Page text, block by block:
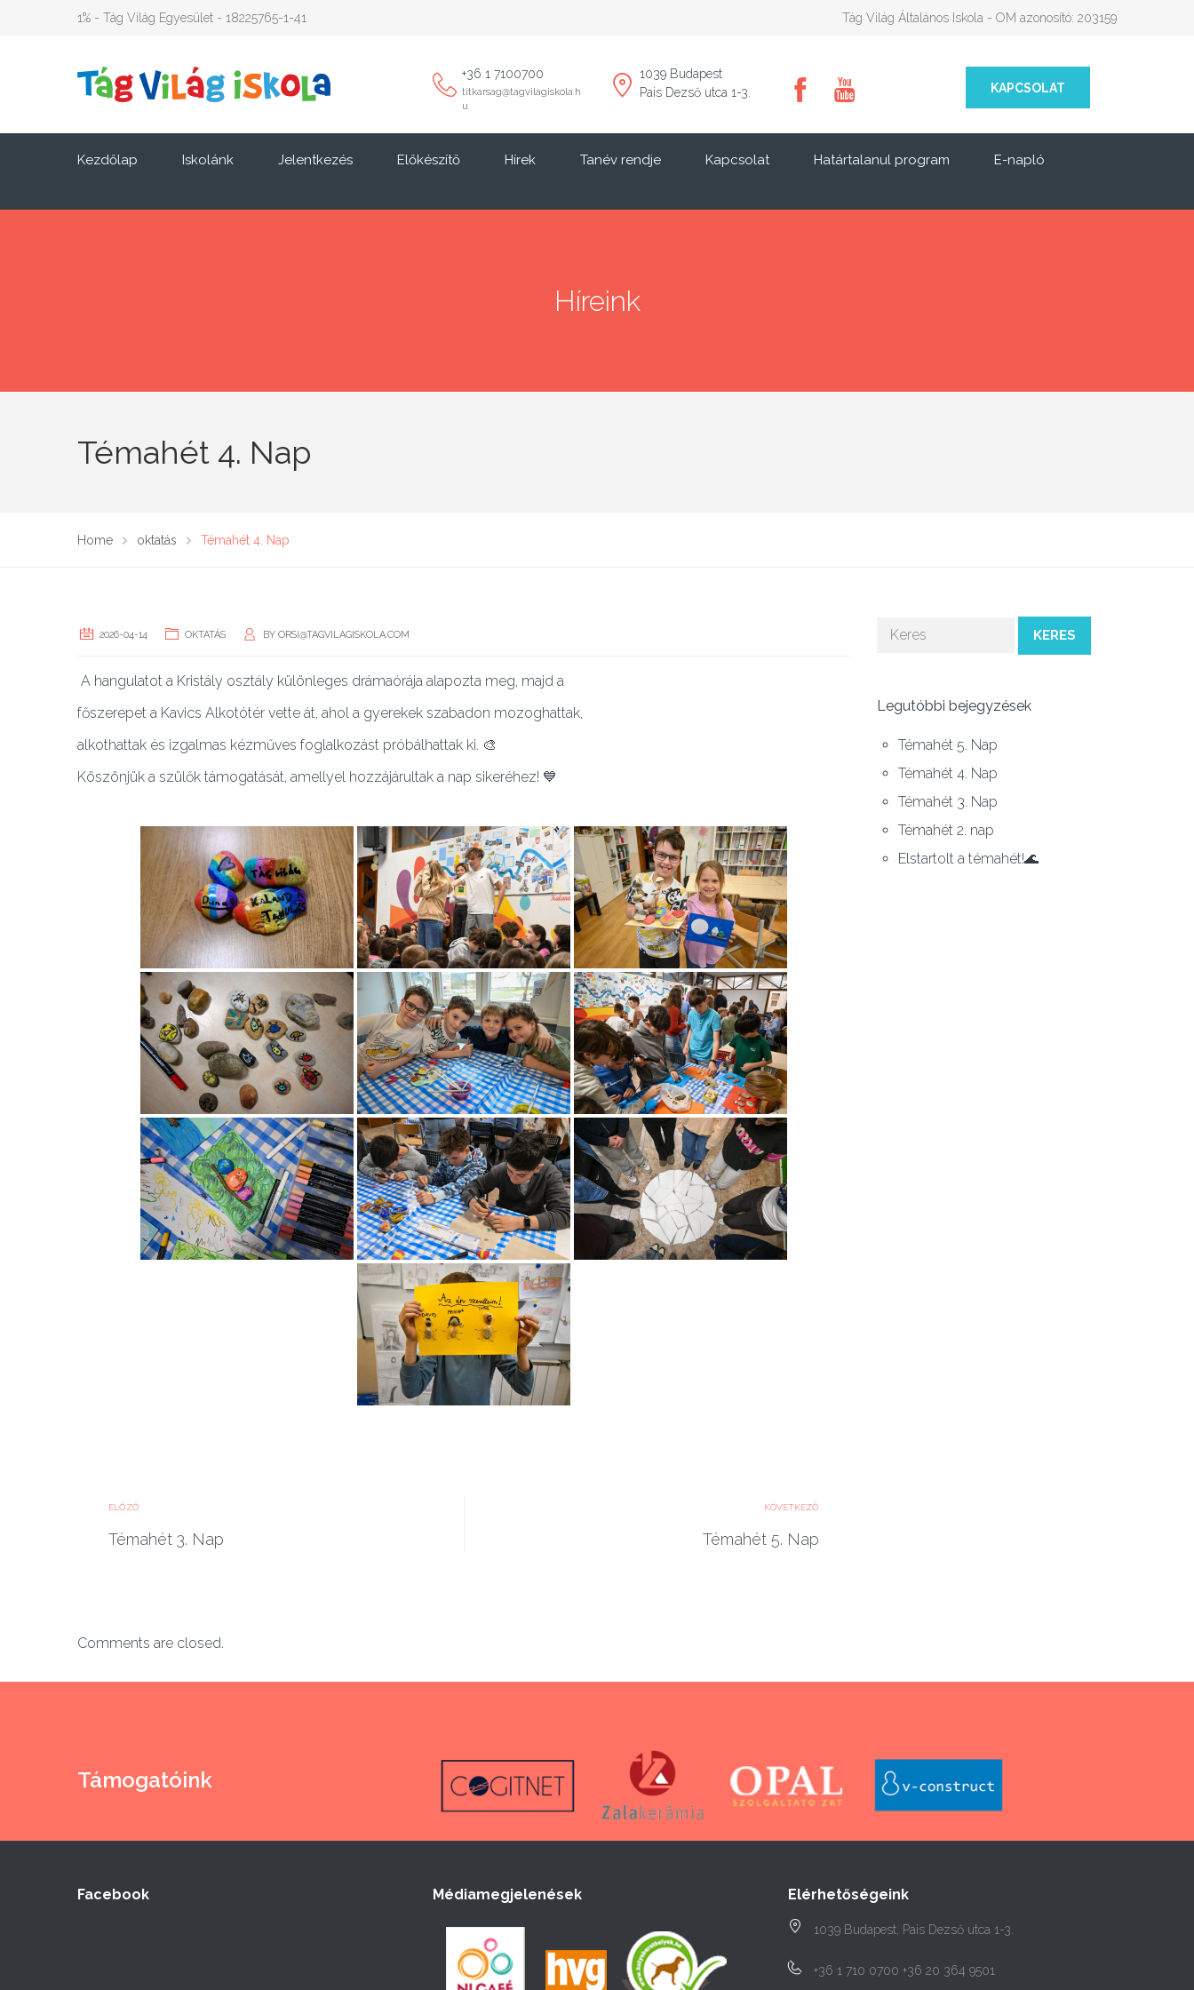
1% - Tág Világ Egyesület - 18225765-1-41 Tág Világ Általános Iskola - OM azonosító: 203159
+36 1 7100700
titkarsag@tagvilagiskola.h
u
1039 Budapest
Pais Dezső utca 1-3.
KAPCSOLAT
Kezdőlap Iskolánk Jelentkezés Előkészítő Hírek Tanév rendje Kapcsolat Határtalanul program E-napló
Híreink
Témahét 4. Nap
Home oktatás Témahét 4. Nap
2026-04-14 OKTATÁS BY ORSI@TAGVILAGISKOLA.COM
A hangulatot a Kristály osztály különleges drámaórája alapozta meg, majd a
főszerepet a Kavics Alkotótér vette át, ahol a gyerekek szabadon mozoghattak,
alkothattak és izgalmas kézműves foglalkozást próbálhattak ki. 🎨
Köszönjük a szülők támogatását, amellyel hozzájárultak a nap sikeréhez! 💙
ELŐZŐ
Témahét 3. Nap
KÖVETKEZŐ
Témahét 5. Nap
Comments are closed.
KERES
Legutóbbi bejegyzések
Témahét 5. Nap
Témahét 4. Nap
Témahét 3. Nap
Témahét 2. nap
Elstartolt a témahét!🌊
Támogatóink
Facebook Médiamegjelenések Elérhetőségeink
1039 Budapest, Pais Dezső utca 1-3.
+36 1 710 0700 +36 20 364 9501